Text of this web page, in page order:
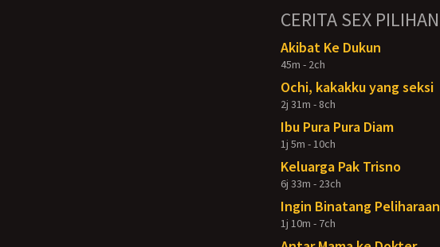
CERITA SEX PILIHAN
Akibat Ke Dukun
45m - 2ch
Ochi, kakakku yang seksi
2j 31m - 8ch
Ibu Pura Pura Diam
1j 5m - 10ch
Keluarga Pak Trisno
6j 33m - 23ch
Ingin Binatang Peliharaan
1j 10m - 7ch